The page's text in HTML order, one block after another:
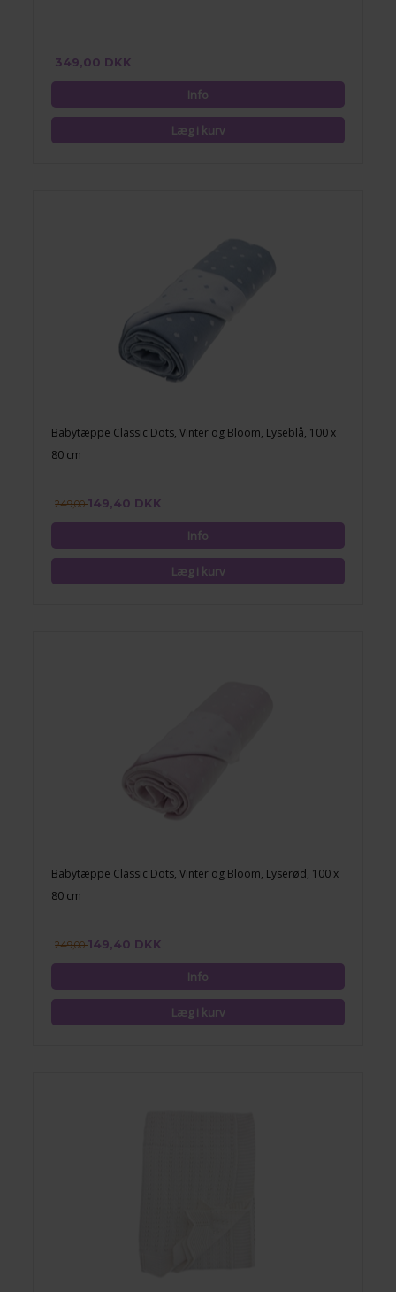
349,00 DKK
Babytæppe Classic Dots, Vinter og Bloom, Lyseblå, 100 x
80 cm
249,00149,40 DKK
Babytæppe Classic Dots, Vinter og Bloom, Lyserød, 100 x
80 cm
249,00149,40 DKK